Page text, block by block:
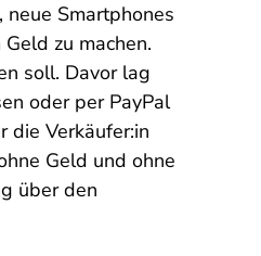
Smartphones
zu machen.
soll. Davor lag
oder per PayPal
die Verkäufer:in
Geld und ohne
über den